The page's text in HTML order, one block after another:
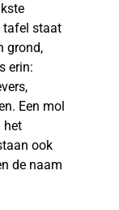
tafel staat
grond,
erin:
Een mol
het
ook
de naam